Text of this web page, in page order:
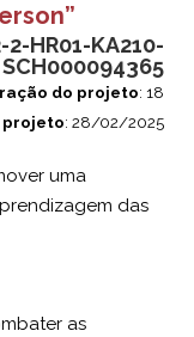
2-HR01-KA210-
SCH000094365
do projeto: 18
projeto: 28/02/2025
uma
das
as